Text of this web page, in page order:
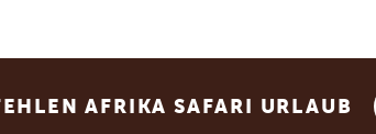
AFRIKA SAFARI URLAUB